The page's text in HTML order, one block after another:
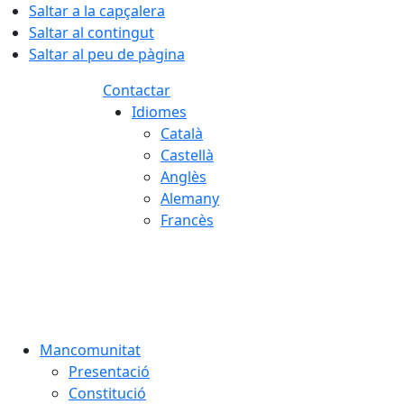
Saltar a la capçalera
Saltar al contingut
Saltar al peu de pàgina
Contactar
Idiomes
Català
Castellà
Anglès
Alemany
Francès
Mancomunitat
Presentació
Constitució